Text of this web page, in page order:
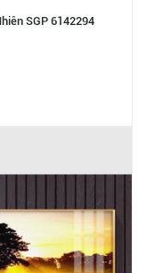
SGP 6142294